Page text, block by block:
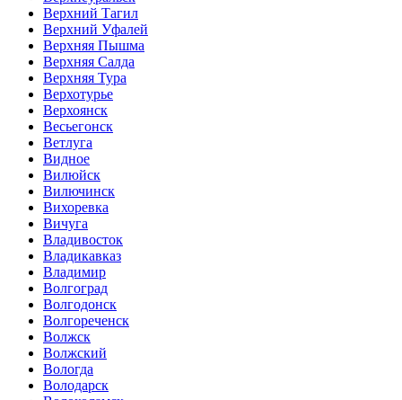
Верхний Тагил
Верхний Уфалей
Верхняя Пышма
Верхняя Салда
Верхняя Тура
Верхотурье
Верхоянск
Весьегонск
Ветлуга
Видное
Вилюйск
Вилючинск
Вихоревка
Вичуга
Владивосток
Владикавказ
Владимир
Волгоград
Волгодонск
Волгореченск
Волжск
Волжский
Вологда
Володарск